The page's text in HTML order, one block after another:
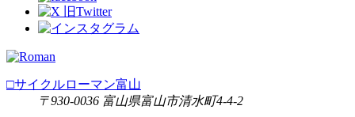
□サイクルローマン富山
〒930-0036 富山県富山市清水町4-4-2